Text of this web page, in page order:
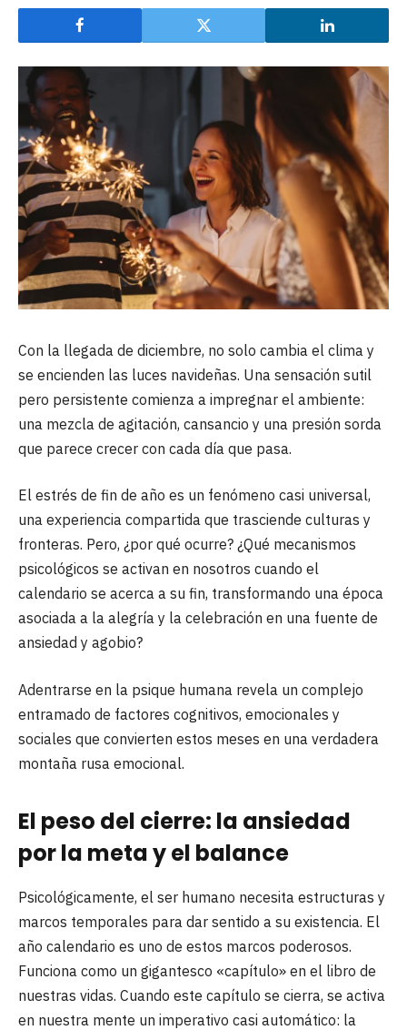
Con la llegada de diciembre, no solo cambia el clima y
se encienden las luces navideñas. Una sensación sutil
pero persistente comienza a impregnar el ambiente:
una mezcla de agitación, cansancio y una presión sorda
que parece crecer con cada día que pasa.
El estrés de fin de año es un fenómeno casi universal,
una experiencia compartida que trasciende culturas y
fronteras. Pero, ¿por qué ocurre? ¿Qué mecanismos
psicológicos se activan en nosotros cuando el
calendario se acerca a su fin, transformando una época
asociada a la alegría y la celebración en una fuente de
ansiedad y agobio?
Adentrarse en la psique humana revela un complejo
entramado de factores cognitivos, emocionales y
sociales que convierten estos meses en una verdadera
montaña rusa emocional.
El peso del cierre: la ansiedad
por la meta y el balance
Psicológicamente, el ser humano necesita estructuras y
marcos temporales para dar sentido a su existencia. El
año calendario es uno de estos marcos poderosos.
Funciona como un gigantesco «capítulo» en el libro de
nuestras vidas. Cuando este capítulo se cierra, se activa
en nuestra mente un imperativo casi automático: la